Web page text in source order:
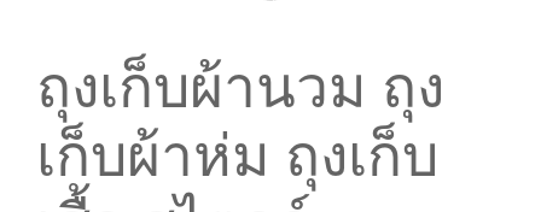
ถุงเก็บผ้านวม ถุง
เก็บผ้าห่ม ถุงเก็บ